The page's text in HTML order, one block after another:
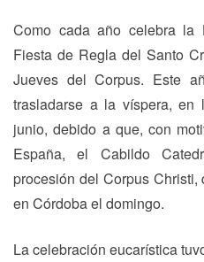
Como cada año celebra la
Fiesta de Regla del Santo
Jueves del Corpus. Este
trasladarse a la víspera,
junio, debido a que, con
España, el Cabildo
procesión del Corpus
en Córdoba el domingo.
La celebración eucarística